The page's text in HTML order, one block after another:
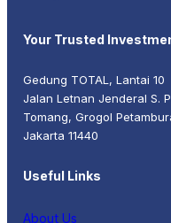
Your Trusted
Gedung TOTAL, Lantai 10
Jalan Letnan Jenderal S.
Tomang, Grogol
Jakarta 11440
Useful Links
About Us